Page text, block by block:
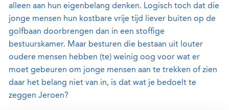
alleen aan hun eigenbelang denken. Logisch toch dat die
jonge mensen hun kostbare vrije tijd liever buiten op de
golfbaan doorbrengen dan in een stoffige
bestuurskamer. Maar besturen die bestaan uit louter
oudere mensen hebben (te) weinig oog voor wat er
moet gebeuren om jonge mensen aan te trekken of zien
daar het belang niet van in, is dat wat je bedoelt te
zeggen Jeroen?